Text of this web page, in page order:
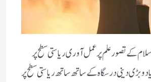
کے تصور علم پر عمل آوری ریاستی سطح پر
بڑی دینی درسگاہ کے ساتھ ساتھ ریاستی سطح پر